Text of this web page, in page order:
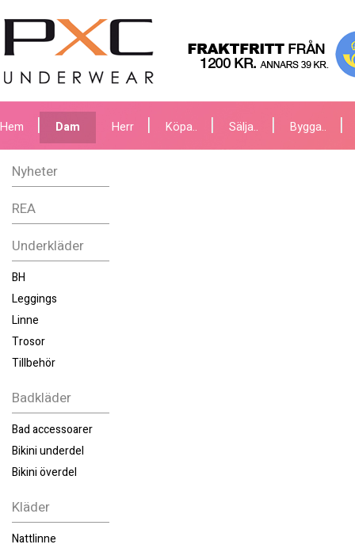
Hem Dam Herr Köpa.. Sälja.. Bygga..
Nyheter
REA
Underkläder
BH
Leggings
Linne
Trosor
Tillbehör
Badkläder
Bad accessoarer
Bikini underdel
Bikini överdel
Kläder
Nattlinne